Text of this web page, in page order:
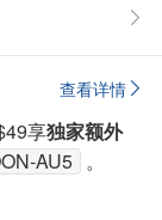
查看详情
享独家额外
AU5 。